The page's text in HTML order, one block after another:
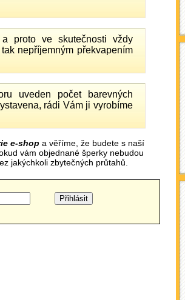
proto ve skutečnosti vždy
nepříjemným překvapením
uveden počet barevných
rádi Vám ji vyrobíme
e-shop a věříme, že budete s naší
vám objednané šperky nebudou
jakýchkoli zbytečných průtahů.